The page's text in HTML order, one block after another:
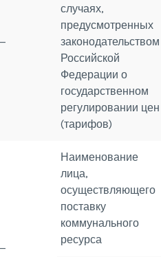
случаях,
предусмотренных
законодательством
Российской
Федерации о
государственном
регулировании цен
(тарифов)
Наименование
лица,
осуществляющего
поставку
коммунального
ресурса